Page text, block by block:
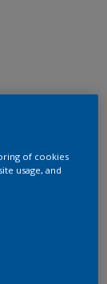
of cookies
usage, and